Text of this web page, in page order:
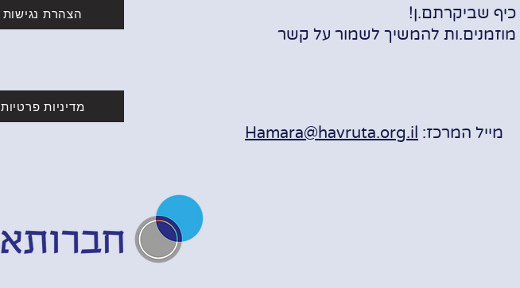
הצהרת נגישות
כיף שביקרתם.ן!
מוזמנים.ות להמשיך לשמור על קשר
מדיניות פרטיות
מייל המרכז: Hamara@havruta.org.il